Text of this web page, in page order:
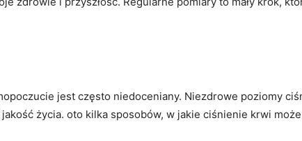
jest często niedoceniany. ⁣Niezdrowe poziomy
życia.⁢ oto kilka sposobów, w jakie ciśnienie krwi może